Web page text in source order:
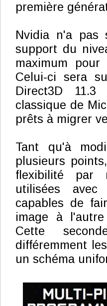
première
Nvidia n'a pas
support du
maximum
Celui-ci sera
Direct3D
classique de
prêts à migrer
Tant qu'à
plusieurs
flexibilité par
utilisées avec
capables de
image à
Cette
différemment
un schéma